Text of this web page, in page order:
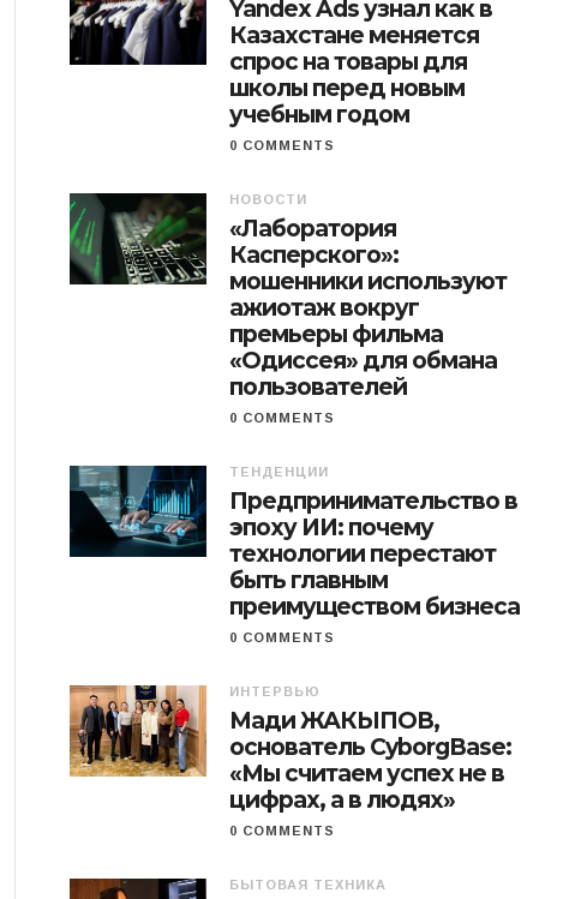
Yandex Ads узнал как в
Казахстане меняется
спрос на товары для
школы перед новым
учебным годом
0 COMMENTS
НОВОСТИ
«Лаборатория
Касперского»:
мошенники используют
ажиотаж вокруг
премьеры фильма
«Одиссея» для обмана
пользователей
0 COMMENTS
ТЕНДЕНЦИИ
Предпринимательство в
эпоху ИИ: почему
технологии перестают
быть главным
преимуществом бизнеса
0 COMMENTS
ИНТЕРВЬЮ
Мади ЖАКЫПОВ,
основатель CyborgBase:
«Мы считаем успех не в
цифрах, а в людях»
0 COMMENTS
БЫТОВАЯ ТЕХНИКА